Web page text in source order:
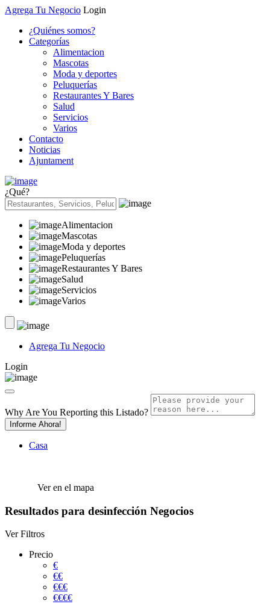
Agrega Tu Negocio Login
¿Quiénes somos?
Categorías
Alimentacion
Mascotas
Moda y deportes
Peluquerías
Restaurantes Y Bares
Salud
Servicios
Varios
Contacto
Noticias
Ajuntament
¿Qué?
Alimentacion
Mascotas
Moda y deportes
Peluquerías
Restaurantes Y Bares
Salud
Servicios
Varios
Agrega Tu Negocio
Login
Why Are You Reporting this Listado?
Informe Ahora!
Casa
Ver en el mapa
Resultados para desinfección Negocios
Ver Filtros
Precio
€
€€
€€€
€€€€